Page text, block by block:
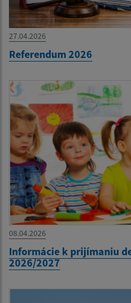
27.04.2026
Referendum 2026
08.04.2026
Informácie k prijímaniu
2026/2027